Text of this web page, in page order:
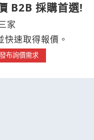
B2B 採購首選!
家
速取得報價。
發布詢價需求